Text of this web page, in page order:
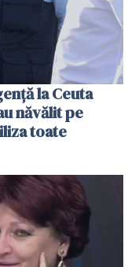
la Ceuta
năvălit pe
toate